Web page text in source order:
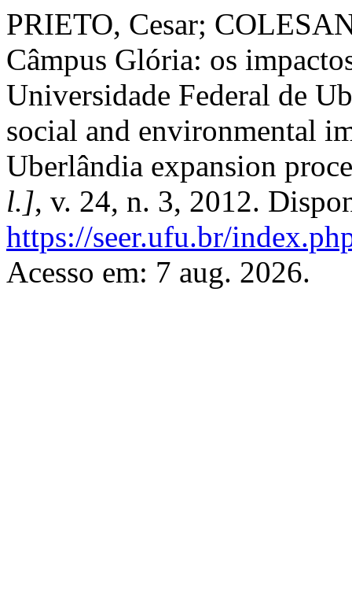
PRIETO, Cesar;
Câmpus Glória: os
Universidade Federal de
social and environmental
Uberlândia expansion
l.], v. 24, n. 3, 2012.
https://seer.ufu.br/
Acesso em: 7 aug. 2026.